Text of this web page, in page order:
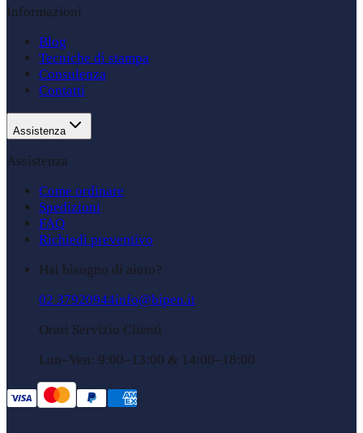
Informazioni
Blog
Tecniche di stampa
Consulenza
Contatti
Assistenza
Assistenza
Come ordinare
Spedizioni
FAQ
Richiedi preventivo
Hai bisogno di aiuto?
02 37920944info@bipen.it
Orari Servizio Clienti
Lun–Ven: 9:00–13:00 & 14:00–18:00